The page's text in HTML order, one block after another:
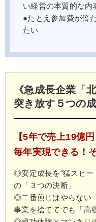
い経営の本質的な内
●たとえ参加費が倍
たい
《急成長企業「
突き放す５つの
【5年で売上19億
毎年実現できる！
◎安定成長を“猛スピ
の「３つの決断」
◎二番煎じはやらない
事業を捨ててでも「高